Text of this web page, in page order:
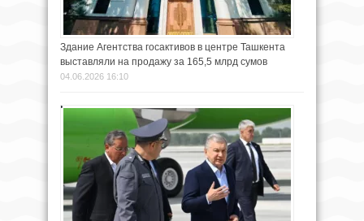
Здание Агентства госактивов в центре Ташкента
выставляли на продажу за 165,5 млрд сумов
04.06.2026 16:10